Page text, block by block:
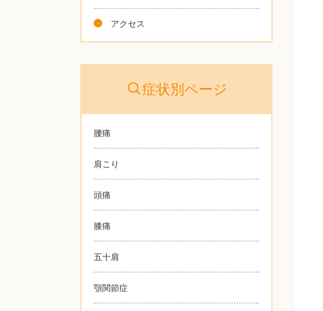
アクセス
症状別ページ
腰痛
肩こり
頭痛
膝痛
五十肩
顎関節症